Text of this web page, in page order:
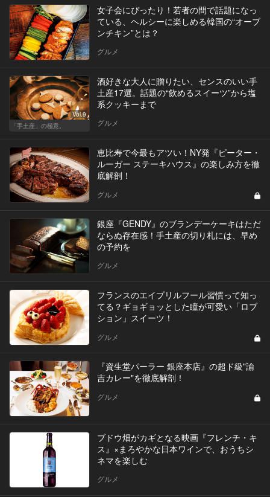
女子会にぴったり！若者の間で話題になっ
ている、ヘルシーに楽しめる韓国の“オーブ
ンチキン”とは？
グルメ
Vol.9
「手土産」の極意。
酒好きな大人に贈りたい、センスのいい手
土産17選。話題の“飲めるスイーツ”から塩
系クッキーまで
グルメ
恵比寿で今最もアツい！NY発『ピーター・
ルーガー ステーキハウス』の楽しみ方を徹
底解剖！
グルメ
銀座『GENDY』のブランデーケーキはただ
ならぬ存在感！手土産の切り札には、早め
の予約を
グルメ
フランスのエイプリルフール習慣って知っ
てる？ギョギョッとした瞳が可愛い「ロブ
ション」スイーツ！
グルメ
『資生堂パーラー 銀座本店』の超ド級"諭
吉カレー"を徹底解剖！
グルメ
ブドウ畑がカギとなる映画『フレンチ・キ
ス』×まろやかな日本ワインで、おうちシ
ネマを楽しむ
グルメ